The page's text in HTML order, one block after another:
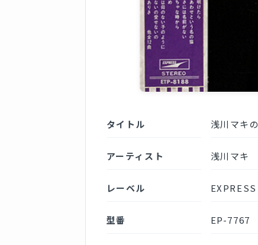
タイトル 浅川マキ
アーティスト 浅川マキ
レーベル EXPRESS
型番 EP-7767